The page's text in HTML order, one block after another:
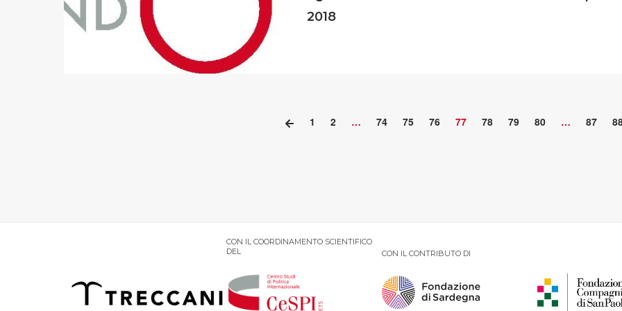
2018
1 2 … 74 75 76 77 78 79 80 … 87
CON IL COORDINAMENTO SCIENTIFICO
DEL
CON IL CONTRIBUTO DI